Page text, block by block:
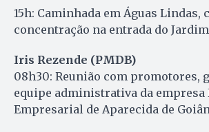
15h: Caminhada em Águas Lindas,
concentração na entrada do
Iris Rezende (PMDB)
08h30: Reunião com promotores,
equipe administrativa da empresa
Empresarial de Aparecida de